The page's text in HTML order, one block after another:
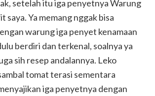
setelah itu iga penyetnya Warung
saya. Ya memang nggak bisa
warung iga penyet kenamaan
berdiri dan terkenal, soalnya ya
sih resep andalannya. Leko
tomat terasi sementara
iga penyetnya dengan